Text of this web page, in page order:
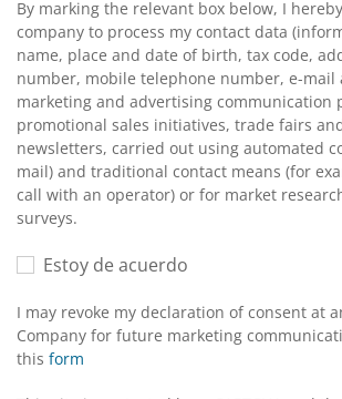
By marking the relevant box below, I
company to process my contact data
name, place and date of birth, tax code,
number, mobile telephone number, e-mail
marketing and advertising communication
promotional sales initiatives, trade fairs
newsletters, carried out using automated
mail) and traditional contact means (for
call with an operator) or for market
surveys.
Estoy de acuerdo
I may revoke my declaration of consent at
Company for future marketing
this form